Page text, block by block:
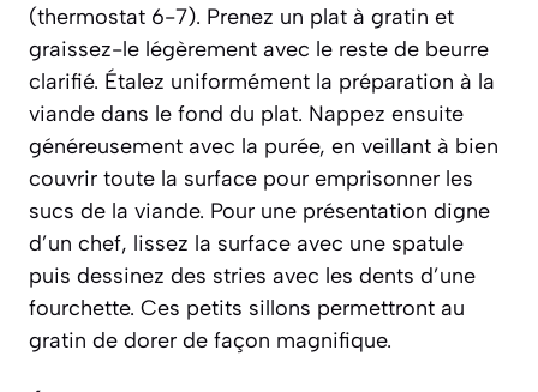
(thermostat 6-7). Prenez un plat à gratin et
graissez-le légèrement avec le reste de beurre
clarifié. Étalez uniformément la préparation à la
viande dans le fond du plat. Nappez ensuite
généreusement avec la purée, en veillant à bien
couvrir toute la surface pour emprisonner les
sucs de la viande. Pour une présentation digne
d’un chef, lissez la surface avec une spatule
puis dessinez des stries avec les dents d’une
fourchette. Ces petits sillons permettront au
gratin de dorer de façon magnifique.